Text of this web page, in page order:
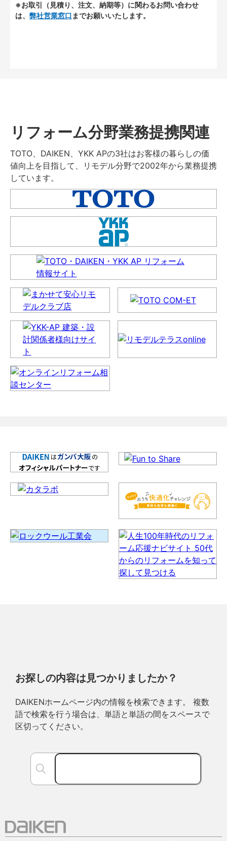
※お取引（見積り、注文、納期等）に関わるお問い合わせ
は、 弊社営業窓口 までお願いいたします。
リフォーム分野業務提携関連
TOTO、DAIKEN、YKK APの3社はお客様の暮らしの価
値向上を目指して、リモデル分野で2002年から業務提携
しています。
お探しの内容は見つかりましたか？
DAIKENホームページ内の情報を検索できます。 複数
語で検索を行う場合は、単語と単語の間をスペースで
区切ってください。